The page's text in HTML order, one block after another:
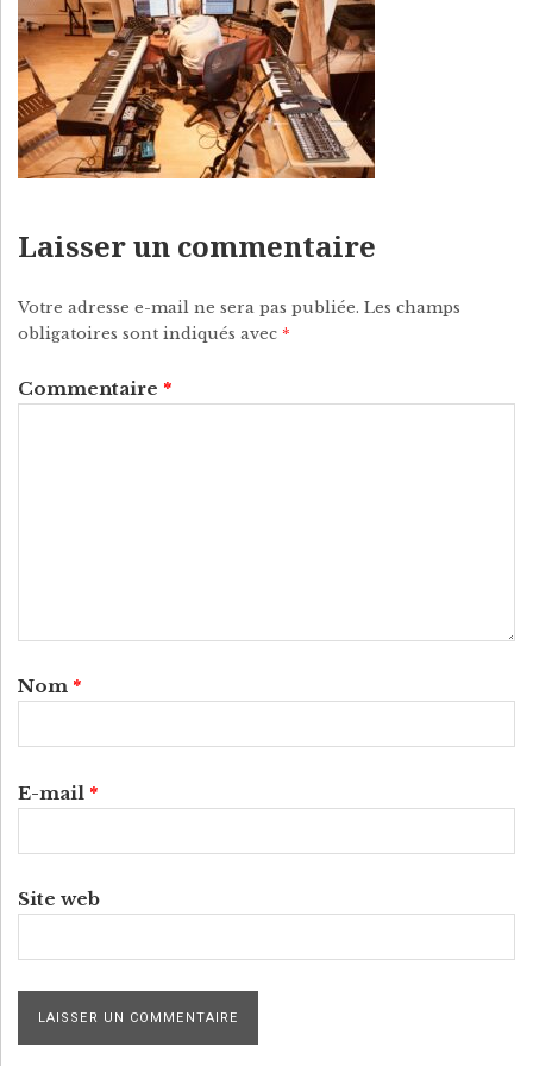
P
Y
Laisser un commentaire
Votre adresse e-mail ne sera pas publiée. Les champs
obligatoires sont indiqués avec *
Commentaire *
Nom *
E-mail *
Site web